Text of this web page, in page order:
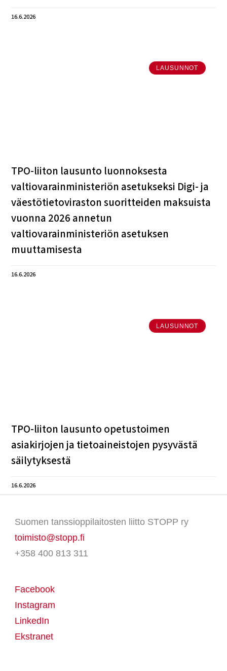
16.6.2026
LAUSUNNOT
TPO-liiton lausunto luonnoksesta
valtiovarainministeriön asetukseksi Digi- ja
väestötietoviraston suoritteiden maksuista
vuonna 2026 annetun
valtiovarainministeriön asetuksen
muuttamisesta
16.6.2026
LAUSUNNOT
TPO-liiton lausunto opetustoimen
asiakirjojen ja tietoaineistojen pysyvästä
säilytyksestä
16.6.2026
Suomen tanssioppilaitosten liitto STOPP ry
toimisto@stopp.fi
+358 400 813 311
Facebook
Instagram
LinkedIn
Ekstranet